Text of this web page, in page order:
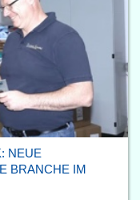
NEUE
BRANCHE IM